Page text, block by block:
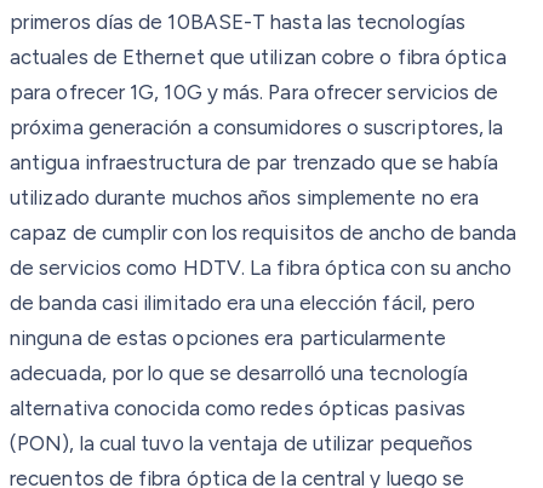
primeros días de 10BASE-T hasta las tecnologías
actuales de Ethernet que utilizan cobre o fibra óptica
para ofrecer 1G, 10G y más. Para ofrecer servicios de
próxima generación a consumidores o suscriptores, la
antigua infraestructura de par trenzado que se había
utilizado durante muchos años simplemente no era
capaz de cumplir con los requisitos de ancho de banda
de servicios como HDTV. La fibra óptica con su ancho
de banda casi ilimitado era una elección fácil, pero
ninguna de estas opciones era particularmente
adecuada, por lo que se desarrolló una tecnología
alternativa conocida como redes ópticas pasivas
(PON), la cual tuvo la ventaja de utilizar pequeños
recuentos de fibra óptica de la central y luego se